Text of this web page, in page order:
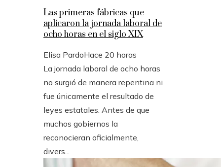
Las primeras fábricas que
aplicaron la jornada laboral de
ocho horas en el siglo XIX
Elisa PardoHace 20 horas
La jornada laboral de ocho horas
no surgió de manera repentina ni
fue únicamente el resultado de
leyes estatales. Antes de que
muchos gobiernos la
reconocieran oficialmente,
divers...